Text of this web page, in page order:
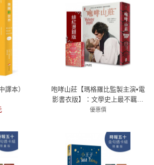
譯本）
咆哮山莊【瑪格羅比監製主演•電
影書衣版】：文學史上最不羈的
靈魂×最癲狂的絕戀｜世界百大經
優惠價